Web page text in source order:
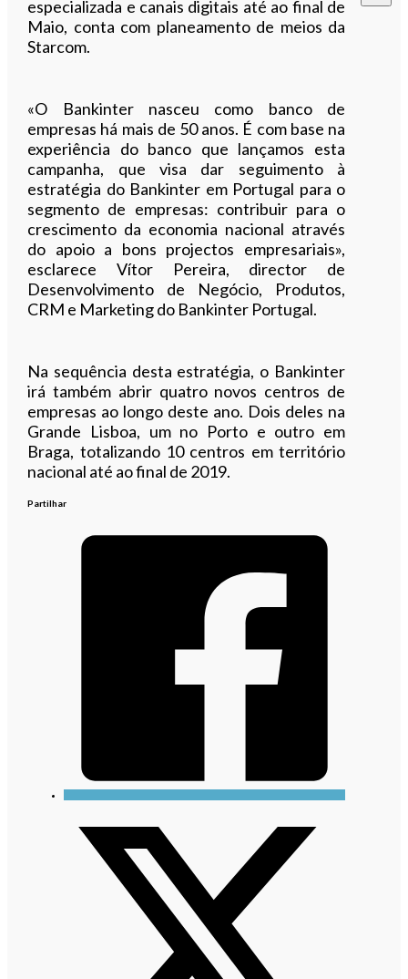
especializada e canais digitais até ao final de
Maio, conta com planeamento de meios da
Starcom.
«O Bankinter nasceu como banco de
empresas há mais de 50 anos. É com base na
experiência do banco que lançamos esta
campanha, que visa dar seguimento à
estratégia do Bankinter em Portugal para o
segmento de empresas: contribuir para o
crescimento da economia nacional através
do apoio a bons projectos empresariais»,
esclarece Vítor Pereira, director de
Desenvolvimento de Negócio, Produtos,
CRM e Marketing do Bankinter Portugal.
Na sequência desta estratégia, o Bankinter
irá também abrir quatro novos centros de
empresas ao longo deste ano. Dois deles na
Grande Lisboa, um no Porto e outro em
Braga, totalizando 10 centros em território
nacional até ao final de 2019.
Partilhar